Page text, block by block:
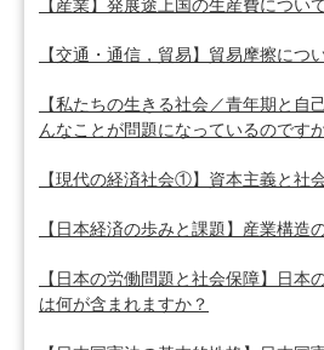
【産業】発展途上国の生産費につい
【交通・通信，貿易】貿易摩擦につ
【私たちの生きる社会／青年期と自
んなことが問題になっているのです
【現代の経済社会①】資本主義と社
【日本経済の歩みと課題】産業構造
【日本の労働問題と社会保障】日本
は何が含まれますか？